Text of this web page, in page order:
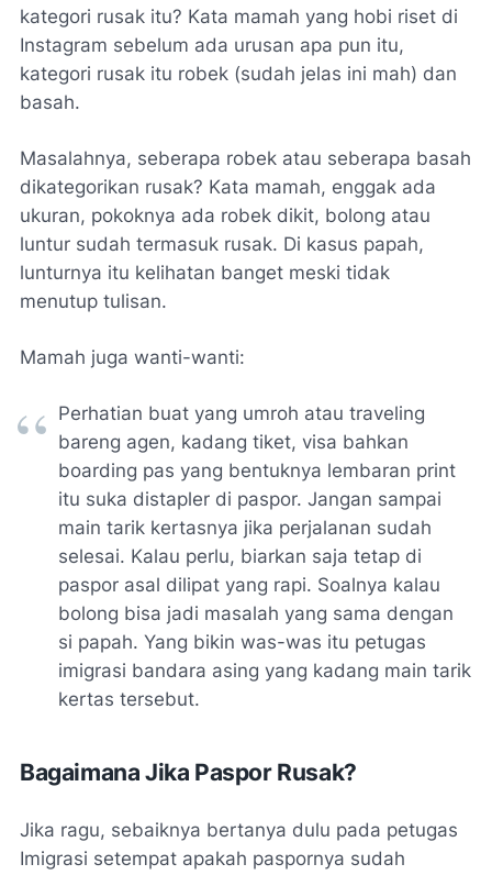
kategori rusak itu? Kata mamah yang hobi riset di
Instagram sebelum ada urusan apa pun itu,
kategori rusak itu robek (sudah jelas ini mah) dan
basah.
Masalahnya, seberapa robek atau seberapa basah
dikategorikan rusak? Kata mamah, enggak ada
ukuran, pokoknya ada robek dikit, bolong atau
luntur sudah termasuk rusak. Di kasus papah,
lunturnya itu kelihatan banget meski tidak
menutup tulisan.
Mamah juga wanti-wanti:
Perhatian buat yang umroh atau traveling
bareng agen, kadang tiket, visa bahkan
boarding pas yang bentuknya lembaran print
itu suka distapler di paspor. Jangan sampai
main tarik kertasnya jika perjalanan sudah
selesai. Kalau perlu, biarkan saja tetap di
paspor asal dilipat yang rapi. Soalnya kalau
bolong bisa jadi masalah yang sama dengan
si papah. Yang bikin was-was itu petugas
imigrasi bandara asing yang kadang main tarik
kertas tersebut.
Bagaimana Jika Paspor Rusak?
Jika ragu, sebaiknya bertanya dulu pada petugas
Imigrasi setempat apakah paspornya sudah